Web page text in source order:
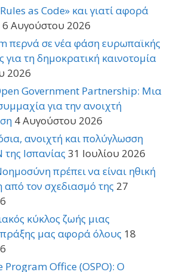
as Code» και γιατί αφορά
6 Αυγούστου 2026
περνά σε νέα φάση ευρωπαϊκής
για τη δημοκρατική καινοτομία
2026
Government Partnership: Μια
για την ανοιχτή
4 Αυγούστου 2026
ανοιχτή και πολύγλωσση
Ισπανίας 31 Ιουλίου 2026
πρέπει να είναι ηθική
από τον σχεδιασμό της 27
κύκλος ζωής μιας
πράξης μας αφορά όλους 18
Program Office (OSPO): Ο